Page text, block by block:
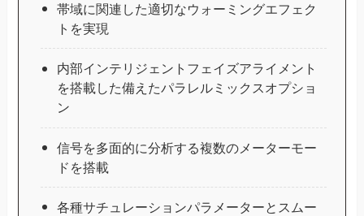
帯域に関連した適切なウォーミングエフェク
トを実現
内部インテリジェントフェイズアライメント
を搭載した備えたパラレルミックスオプショ
ン
信号を多面的に分析する複数のメーターモー
ドを搭載
各種サチュレーションパラメーターとスムー